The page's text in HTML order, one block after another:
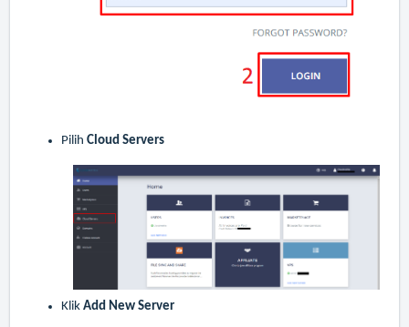
Pilih Cloud Servers
Klik Add New Server